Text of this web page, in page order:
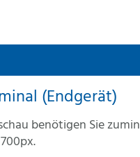
(Endgerät)
benötigen Sie
700px.